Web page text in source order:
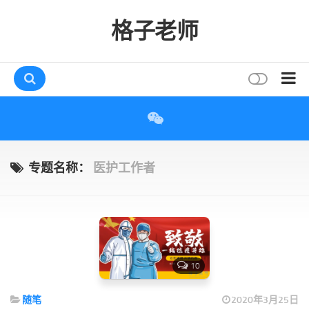
格子老师
互动
专题名称： 医护工作者
10
随笔 2020年3月25日